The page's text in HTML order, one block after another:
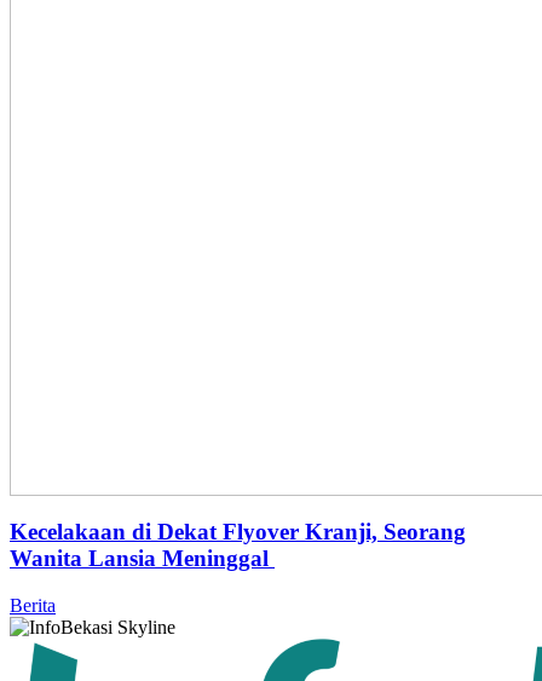
Kecelakaan di Dekat Flyover Kranji, Seorang
Wanita Lansia Meninggal
Berita